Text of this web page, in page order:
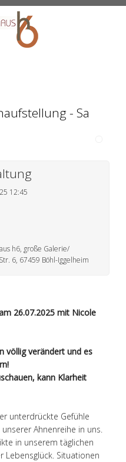
- Sa
12:45
h6, große Galerie/
6, 67459 Böhl-Iggelheim
26.07.2025 mit Nicole
völlig verändert und es
kann Klarheit
unterdrückte Gefühle
Ahnenreihe in uns.
in unserem täglichen
Lebensglück. Situationen